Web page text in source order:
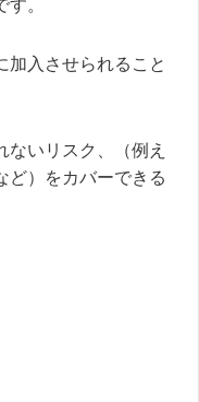
。
加入させられること
ないリスク、（例え
ど）をカバーできる